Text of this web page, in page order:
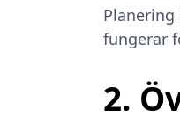
fungerar
2.